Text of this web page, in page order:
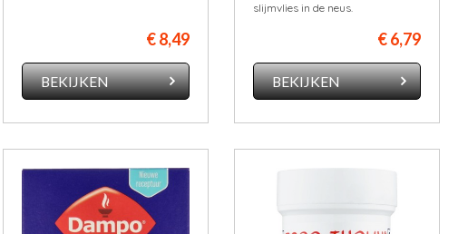
€ 8,49
BEKIJKEN
slijmvlies in de neus.
€ 6,79
BEKIJKEN